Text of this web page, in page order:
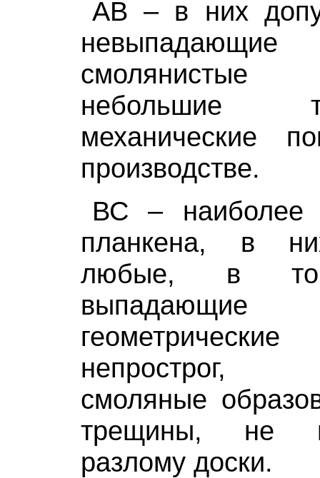
АВ – в них
смолянистые
небольшие
механические
производстве.
ВС – наиболее
планкена, в
любые, в
непрострог,
смоляные
трещины, не
разлому доски.